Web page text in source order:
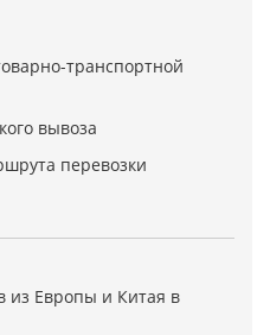
транспортной
вывоза
перевозки
из Европы и Китая в